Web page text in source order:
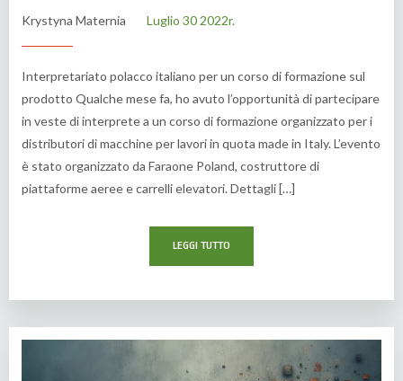
Krystyna Maternia Luglio 30 2022r.
Interpretariato polacco italiano per un corso di formazione sul
prodotto Qualche mese fa, ho avuto l’opportunità di partecipare
in veste di interprete a un corso di formazione organizzato per i
distributori di macchine per lavori in quota made in Italy. L’evento
è stato organizzato da Faraone Poland, costruttore di
piattaforme aeree e carrelli elevatori. Dettagli […]
LEGGI TUTTO